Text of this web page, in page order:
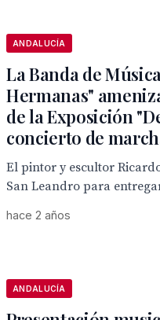
ANDALUCÍA
La Banda de
Hermanas"
de la Exposición
concierto de
El pintor y escultor
San Leandro para
hace 2 años
ANDALUCÍA